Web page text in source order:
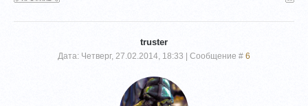
truster
Дата: Четверг, 27.02.2014, 18:33 | Сообщение # 6